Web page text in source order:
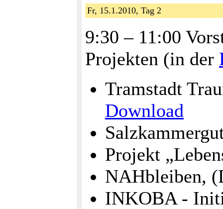
Fr, 15.1.2010, Tag 2
9:30 – 11:00
Projekten (in der
Tramstadt
Download
Projekt
NAHbleiben,
INKOBA -